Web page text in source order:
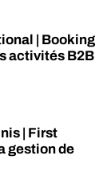
| Booking
activités B2B
| First
gestion de